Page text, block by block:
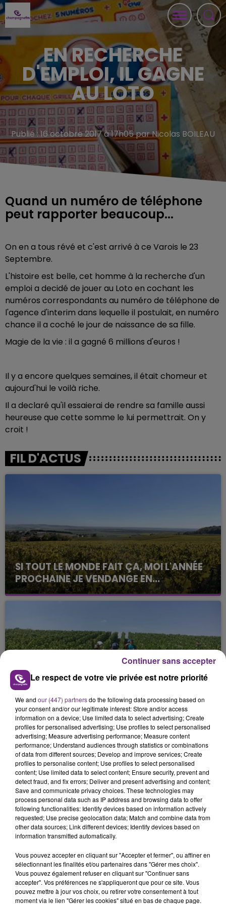
EN RECHERCHE
D'EMPLOI, IL GAGNE
AU LOTO
Publié : 16 octobre 2017 à 17h05 par Nicolas BOILEAU
Quand un numéro de téléphone
peut rapporter beaucoup...
On en a tous révé et c'est arrivé à ce Varois le 23
Septembre.
L'histoire est belle, cet homme à la recherche d'un
emploi a decidé de jouer au Loto en cochant les
numéros correspondants au numéro de téléphone de
l'agence d'interim dans lequelle il postulait, en numéro
chance il a coché le jour de naissance de sa fille.
Magie de la vie : il a gagné 6 millions d'euros !
Il y a encore quelques semaines, il était chomeur et
aujourd'hui le voilà riche.
Il a declaré qu'il essaierai de rendre sa famille aussi
heureuse que cette somme le lui permettrait. On y
croit !
FIL D'ACTUS
SI TOUT LE MONDE FAIT ÇA, MOI L'ANNÉE
PROCHAINE JE VENDANGE EN...
La vendange en Champagne a débuté ce jeudi 6
août dans la commune de Montgueux (Aube). Du
L'INSPECTION DU TRAVAIL RAPPELLE À
L'ORDRE SUR LES CONDITIONS DE...
Alors que les dates de début des vendange 2026
s'est avéré être plus précoce que prévu,
l'inspection du Travail en profite pour rappeler
les conditions de...
TITRES DIFFUSÉS
8h51
8h51
TEDDY SWIMS
Mr Know It All
8h47
8h47
SAM SMITH
Stay With Me
Le respect de votre vie privée est notre priorité
We and our (447) partnersdo the following data processing based on
your consent and/or our legitimate interest: Store and/or access
information on a device; Use limited data to select advertising; Create
profiles for personalised advertising; Use profiles to select personalised
advertising; Measure advertising performance; Measure content
performance; Understand audiences through statistics or combinations
of data from different sources; Develop and improve services; Create
profiles to personalise content; Use profiles to select personalised
content; Use limited data to select content; Ensure security, prevent and
detect fraud, and fix errors; Deliver and present advertising and content;
Save and communicate privacy choices. These technologies may
process personal data such as IP address and browsing data to offer
following functionalities: Identify devices based on information actively
requested; Use precise geolocation data; Match and combine data from
other data sources; Link different devices; Identify devices based on
information transmitted automatically.
Vous pouvez accepter en cliquant sur "Accepter et fermer", ou affiner en
sélectionnant les finalités et/ou partenaires dans "Gérer mes choix".
Vous pouvez également refuser en cliquant sur "Continuer sans
accepter". Vos préférences ne s'appliqueront que pour ce site. Vous
pouvez mettre à jour vos choix, ou retirer votre consentement à tout
moment via le lien "Gérer les cookies" situé en bas de chaque page.
Continuer sans accepter